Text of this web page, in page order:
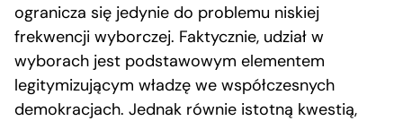
ogranicza się jedynie do problemu niskiej
frekwencji wyborczej. Faktycznie, udział w
wyborach jest podstawowym elementem
legitymizującym władzę we współczesnych
demokracjach. Jednak równie istotną kwestią,